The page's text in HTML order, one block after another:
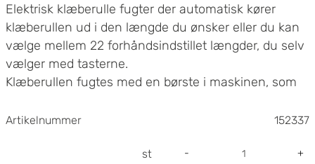
Elektrisk klæberulle fugter der automatisk kører
klæberullen ud i den længde du ønsker eller du kan
vælge mellem 22 forhåndsindstillet længder, du selv
vælger med tasterne.
Klæberullen fugtes med en børste i maskinen, som
tørrer hurtig klæberullen, så den er klar til at sætte
Dispenseren slukker efter 30 minutter, hvis den ikke
Artikelnummer 152337
st - +